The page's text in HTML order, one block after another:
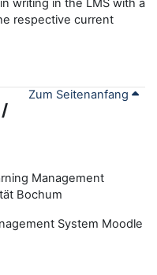
writing in the LMS with a
respective current
Zum Seitenanfang
Management
Bochum
System Moodle